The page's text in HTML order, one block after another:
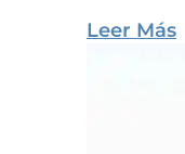
Leer Más